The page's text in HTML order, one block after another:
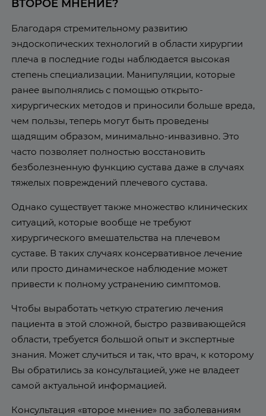
ВТОРОЕ МНЕНИЕ?
Благодаря стремительному развитию
эндоскопических технологий в области хирургии
плеча в последние годы наблюдается высокая
степень специализации. Манипуляции, которые
ранее выполнялись с помощью открыто-
хирургических методов и приносили больше вреда,
чем пользы, теперь могут быть проведены
щадящим образом, минимально-инвазивно. Это
часто позволяет полностью восстановить
безболезненную функцию сустава даже в случаях
тяжелых повреждений плечевого сустава.
Однако существует также множество клинических
ситуаций, которые вообще не требуют
хирургического вмешательства на плечевом
суставе. В таких случаях консервативное лечение
или просто динамическое наблюдение может
привести к полному устранению симптомов.
Чтобы выработать четкую стратегию лечения
пациента в этой сложной, быстро развивающейся
области, требуется большой опыт и экспертные
знания. Может случиться и так, что врач, к которому
Вы обратились за консультацией, уже не владеет
самой актуальной информацией.
Консультация «второе мнение» по заболеваниям